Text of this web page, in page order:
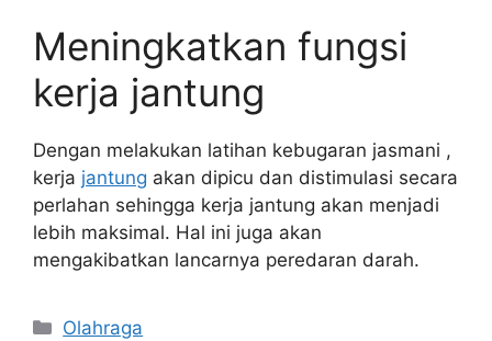
Meningkatkan fungsi
kerja jantung
Dengan melakukan latihan kebugaran jasmani ,
kerja jantung akan dipicu dan distimulasi secara
perlahan sehingga kerja jantung akan menjadi
lebih maksimal. Hal ini juga akan
mengakibatkan lancarnya peredaran darah.
Kategori
Olahraga